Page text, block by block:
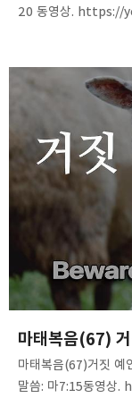
20 동영상. https://
마태복음(67)
마태복음(67)거짓 예
말씀: 마7:15동영상